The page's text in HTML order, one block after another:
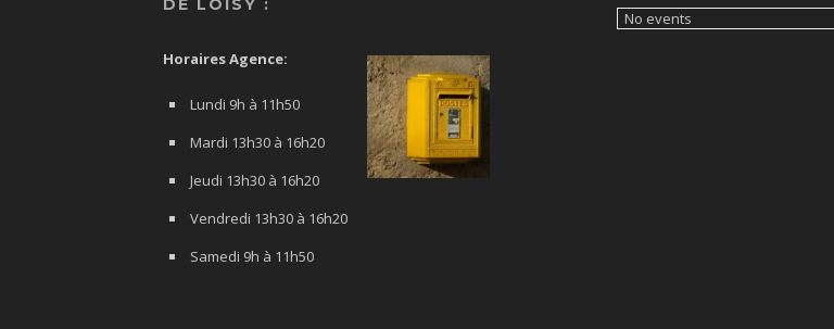
DE LOISY :
Horaires Agence:
Lundi 9h à 11h50
Mardi 13h30 à 16h20
Jeudi 13h30 à 16h20
Vendredi 13h30 à 16h20
Samedi 9h à 11h50
No events